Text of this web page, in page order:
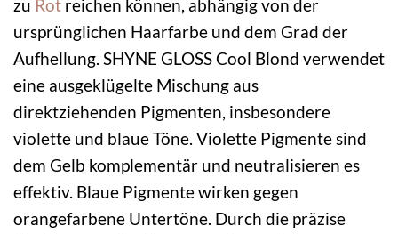
zu Rot reichen können, abhängig von der
ursprünglichen Haarfarbe und dem Grad der
Aufhellung. SHYNE GLOSS Cool Blond verwendet
eine ausgeklügelte Mischung aus
direktziehenden Pigmenten, insbesondere
violette und blaue Töne. Violette Pigmente sind
dem Gelb komplementär und neutralisieren es
effektiv. Blaue Pigmente wirken gegen
orangefarbene Untertöne. Durch die präzise